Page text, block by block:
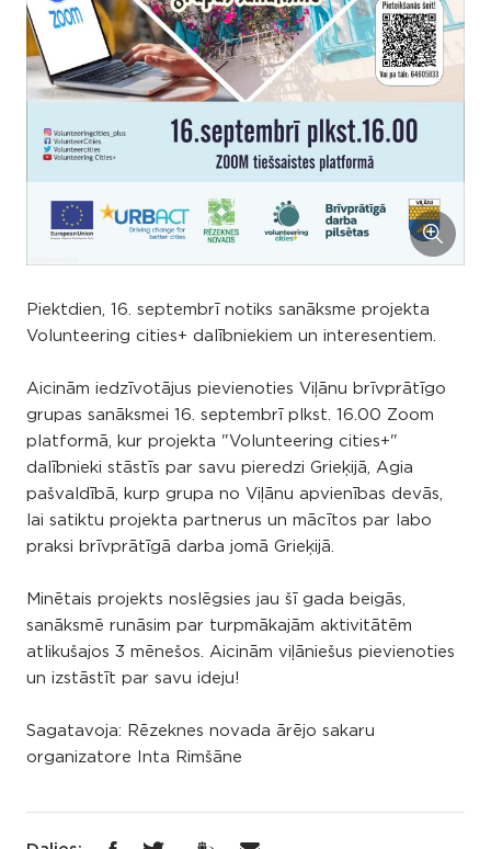
Piektdien, 16. septembrī notiks sanāksme projekta
Volunteering cities+ dalībniekiem un interesentiem.
Aicinām iedzīvotājus pievienoties Viļānu brīvprātīgo
grupas sanāksmei 16. septembrī plkst. 16.00 Zoom
platformā, kur projekta "Volunteering cities+"
dalībnieki stāstīs par savu pieredzi Grieķijā, Agia
pašvaldībā, kurp grupa no Viļānu apvienības devās,
lai satiktu projekta partnerus un mācītos par labo
praksi brīvprātīgā darba jomā Grieķijā.
Minētais projekts noslēgsies jau šī gada beigās,
sanāksmē runāsim par turpmākajām aktivitātēm
atlikušajos 3 mēnešos. Aicinām viļāniešus pievienoties
un izstāstīt par savu ideju!
Sagatavoja: Rēzeknes novada ārējo sakaru
organizatore Inta Rimšāne